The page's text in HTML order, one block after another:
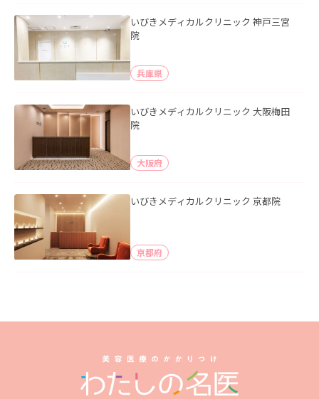
いびきメディカルクリニック 神戸三宮
院
兵庫県
いびきメディカルクリニック 大阪梅田
院
大阪府
いびきメディカルクリニック 京都院
京都府